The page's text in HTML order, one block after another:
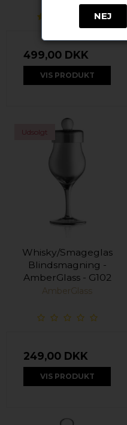
499,00 DKK
VIS PRODUKT
Udsolgt
Whisky/Smageglas
Blindsmagning -
AmberGlass - G102
AmberGlass
249,00 DKK
VIS PRODUKT
NEJ